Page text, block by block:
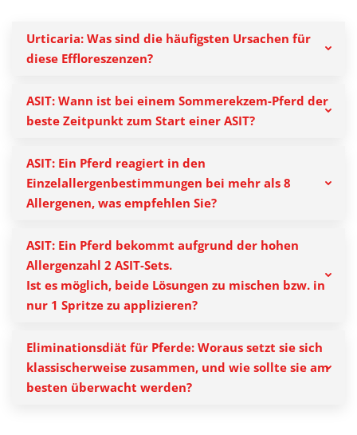
Urticaria: Was sind die häufigsten Ursachen für
diese Effloreszenzen?
ASIT: Wann ist bei einem Sommerekzem-Pferd der
beste Zeitpunkt zum Start einer ASIT?
ASIT: Ein Pferd reagiert in den
Einzelallergenbestimmungen bei mehr als 8
Allergenen, was empfehlen Sie?
ASIT: Ein Pferd bekommt aufgrund der hohen
Allergenzahl 2 ASIT-Sets.
Ist es möglich, beide Lösungen zu mischen bzw. in
nur 1 Spritze zu applizieren?
Eliminationsdiät für Pferde: Woraus setzt sie sich
klassischerweise zusammen, und wie sollte sie am
besten überwacht werden?